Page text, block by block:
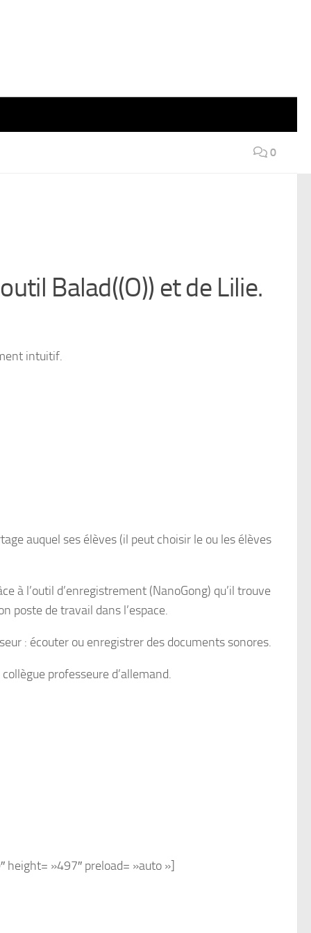
0
Balad((O)) et de Lilie.
intuitif.
auquel ses élèves (il peut choisir le ou les élèves
à l’outil d’enregistrement (NanoGong) qu’il trouve
poste de travail dans l’espace.
: écouter ou enregistrer des documents sonores.
professeure d’allemand.
»497″ preload= »auto »]